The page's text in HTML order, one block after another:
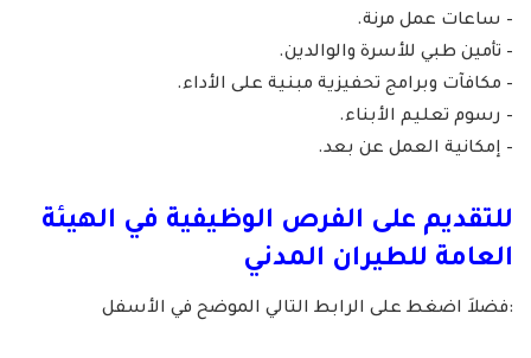
– ساعات عمل مرنة.
– تأمين طبي للأسرة والوالدين.
– مكافآت وبرامج تحفيزية مبنية على الأداء.
– رسوم تعليم الأبناء.
– إمكانية العمل عن بعد.
للتقديم على الفرص الوظيفية في الهيئة
العامة للطيران المدني
:فضلاَ اضغط على الرابط التالي الموضح في الأسفل